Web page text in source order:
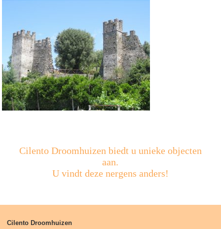
Cilento Droomhuizen biedt u unieke objecten
aan.
U vindt deze nergens anders!
Cilento Droomhuizen